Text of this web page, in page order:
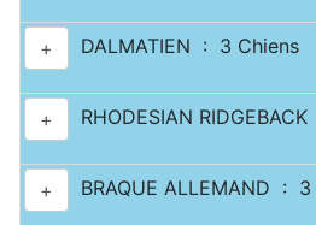
+ DALMATIEN : 3 Chiens
+ RHODESIAN
+ BRAQUE ALLEMAND : 3